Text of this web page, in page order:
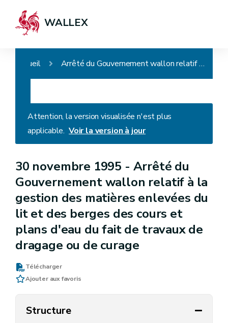
WALLEX
Accueil Arrêté du Gouvernement wallon relatif à la gestion des matières enlevées du lit et des berges des cours et plans d'eau du fait de travaux de dragage ou de curage
Attention, la version visualisée n'est plus
applicable. Voir la version à jour
30 novembre 1995 - Arrêté du
Gouvernement wallon relatif à la
gestion des matières enlevées du
lit et des berges des cours et
plans d'eau du fait de travaux de
dragage ou de curage
Télécharger
Ajouter aux favoris
Structure